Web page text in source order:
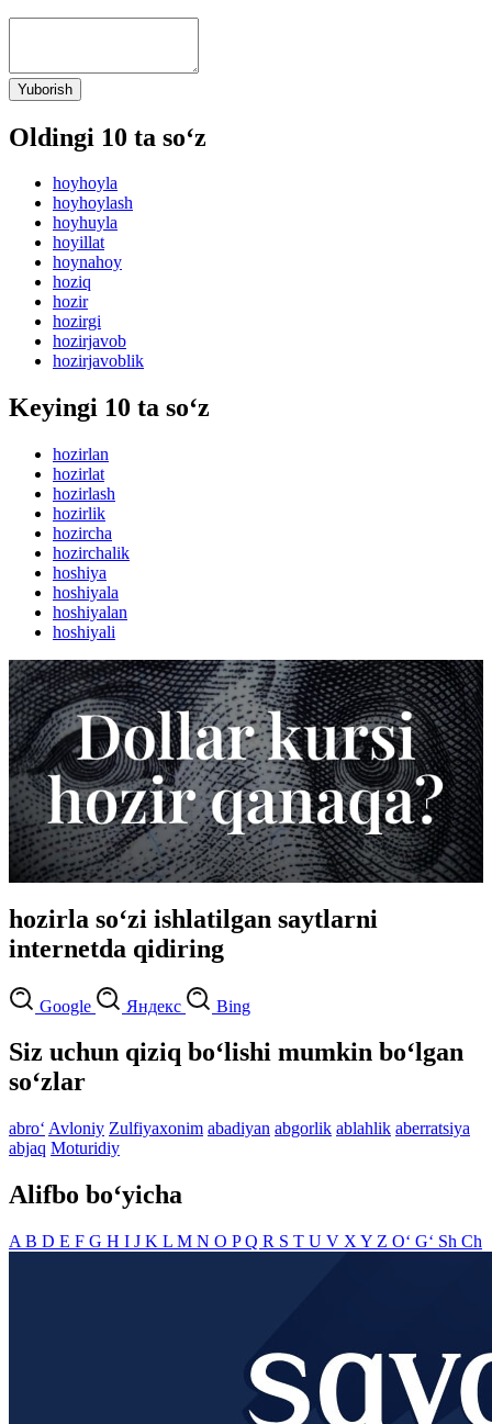
Yuborish
Oldingi 10 ta so‘z
hoyhoyla
hoyhoylash
hoyhuyla
hoyillat
hoynahoy
hoziq
hozir
hozirgi
hozirjavob
hozirjavoblik
Keyingi 10 ta so‘z
hozirlan
hozirlat
hozirlash
hozirlik
hozircha
hozirchalik
hoshiya
hoshiyala
hoshiyalan
hoshiyali
hozirla so‘zi ishlatilgan saytlarni
internetda qidiring
Google Яндекс Bing
Siz uchun qiziq bo‘lishi mumkin bo‘lgan
so‘zlar
abro‘ Avloniy Zulfiyaxonim abadiyan abgorlik ablahlik aberratsiya
abjaq Moturidiy
Alifbo bo‘yicha
A B D E F G H I J K L M N O PQ R S T U V X Y Z O‘ G‘ Sh Ch